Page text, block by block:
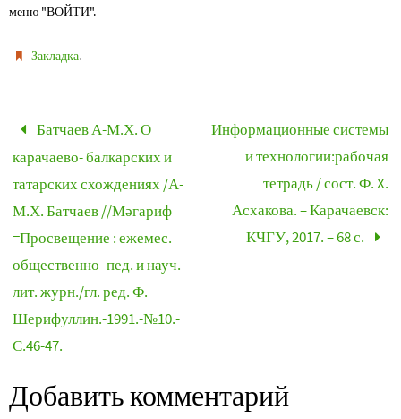
меню "ВОЙТИ".
Закладка.
Батчаев А-М.Х. О
карачаево- балкарских и
татарских схождениях /А-
М.Х. Батчаев //Мәгариф
=Просвещение : ежемес.
общественно -пед. и науч.-
лит. журн./гл. ред. Ф.
Шерифуллин.-1991.-№10.-
С.46-47.
Информационные системы
и технологии:рабочая
тетрадь / сост. Ф. X.
Асхакова. – Карачаевск:
КЧГУ, 2017. – 68 с.
Добавить комментарий